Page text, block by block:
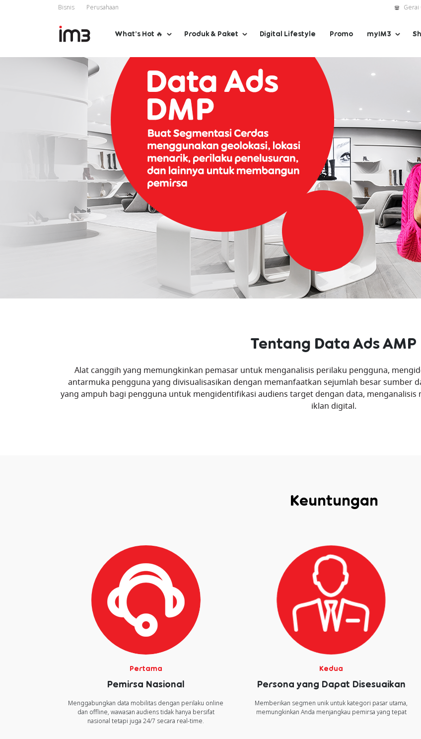
Bisnis Perusahaan Gerai
What’s Hot 🔥 Produk & Paket Digital Lifestyle Promo myIM3
Tentang Data Ads AMP
Alat canggih yang memungkinkan pemasar untuk menganalisis perilaku pengguna,
antarmuka pengguna yang divisualisasikan dengan memanfaatkan sejumlah besar sumber
yang ampuh bagi pengguna untuk mengidentifikasi audiens target dengan data,
iklan digital.
Keuntungan
Pertama
Pemirsa Nasional
Menggabungkan data mobilitas dengan perilaku online
dan offline, wawasan audiens tidak hanya bersifat
nasional tetapi juga 24/7 secara real-time.
Kedua
Persona yang Dapat Disesuaikan
Memberikan segmen unik untuk kategori pasar utama,
memungkinkan Anda menjangkau pemirsa yang tepat